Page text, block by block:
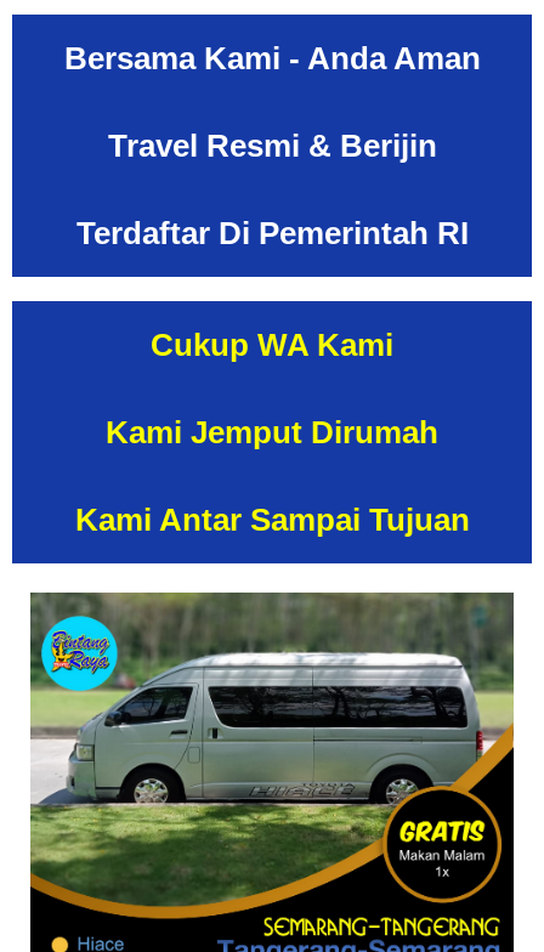
Bersama Kami - Anda Aman
Travel Resmi & Berijin
Terdaftar Di Pemerintah RI
Cukup WA Kami
Kami Jemput Dirumah
Kami Antar Sampai Tujuan